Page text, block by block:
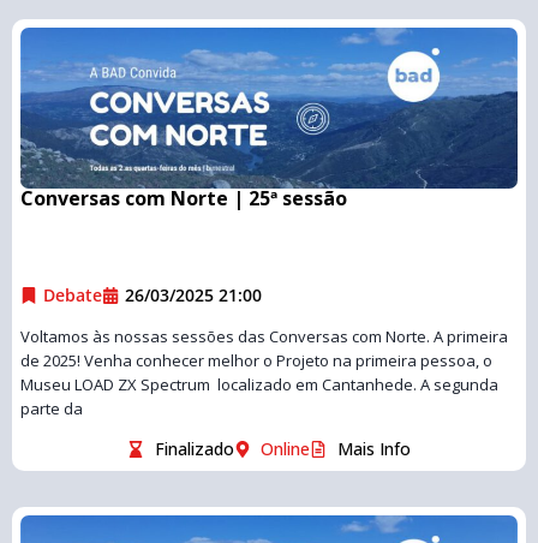
Conversas com Norte | 25ª sessão
Debate 26/03/2025 21:00
Voltamos às nossas sessões das Conversas com Norte. A primeira
de 2025! Venha conhecer melhor o Projeto na primeira pessoa, o
Museu LOAD ZX Spectrum localizado em Cantanhede. A segunda
parte da
Finalizado Online Mais Info